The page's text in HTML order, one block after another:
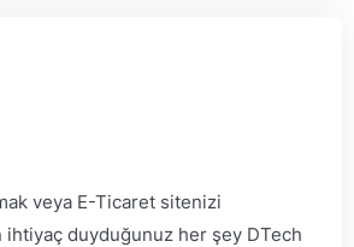
veya E-Ticaret sitenizi
duyduğunuz her şey DTech